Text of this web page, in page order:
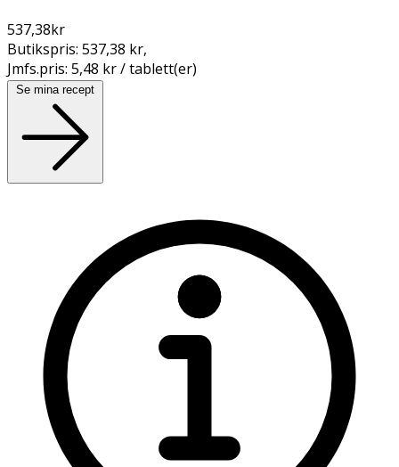
537,38kr
Butikspris: 537,38 kr,
Jmfs.pris: 5,48 kr / tablett(er)
Se mina recept